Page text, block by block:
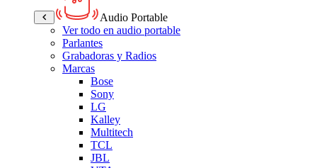
Audio Portable
Ver todo en audio portable
Parlantes
Grabadoras y Radios
Marcas
Bose
Sony
LG
Kalley
Multitech
TCL
JBL